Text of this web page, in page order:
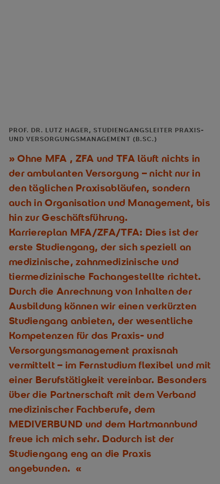
Ohne MFA , ZFA und TFA läuft nichts in
der ambulanten Versorgung – nicht nur in
den täglichen Praxisabläufen, sondern
auch in Organisation und Management, bis
hin zur Geschäftsführung.
Karriereplan MFA/ZFA/TFA: Dies ist der
erste Studiengang, der sich speziell an
medizinische, zahnmedizinische und
tiermedizinische Fachangestellte richtet.
Durch die Anrechnung von Inhalten der
Ausbildung können wir einen verkürzten
Studiengang anbieten, der wesentliche
Kompetenzen für das Praxis- und
Versorgungsmanagement praxisnah
vermittelt – im Fernstudium flexibel und mit
einer Berufstätigkeit vereinbar. Besonders
über die Partnerschaft mit dem Verband
medizinischer Fachberufe, dem
MEDIVERBUND und dem Hartmannbund
freue ich mich sehr. Dadurch ist der
Studiengang eng an die Praxis
angebunden.
PROF. DR. LUTZ HAGER, STUDIENGANGSLEITER PRAXIS-
UND VERSORGUNGSMANAGEMENT (B.SC.)